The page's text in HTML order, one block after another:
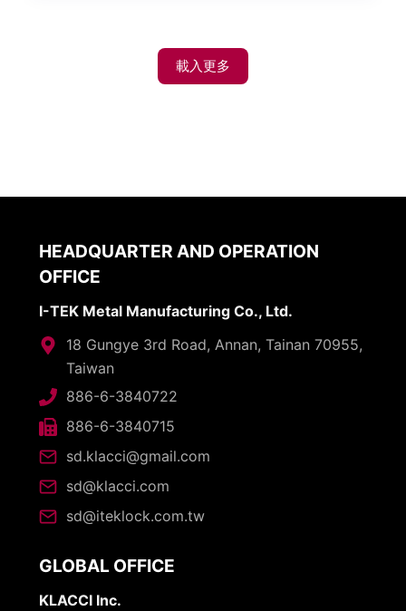
載入更多
HEADQUARTER AND OPERATION
OFFICE
I-TEK Metal Manufacturing Co., Ltd.
18 Gungye 3rd Road, Annan, Tainan 70955,
Taiwan
886-6-3840722
886-6-3840715
sd.klacci@gmail.com
sd@klacci.com
sd@iteklock.com.tw
GLOBAL OFFICE
KLACCI Inc.